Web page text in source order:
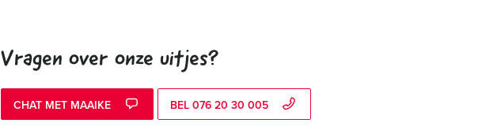
Vragen over onze uitjes?
CHAT MET MAAIKE BEL 076 20 30 005